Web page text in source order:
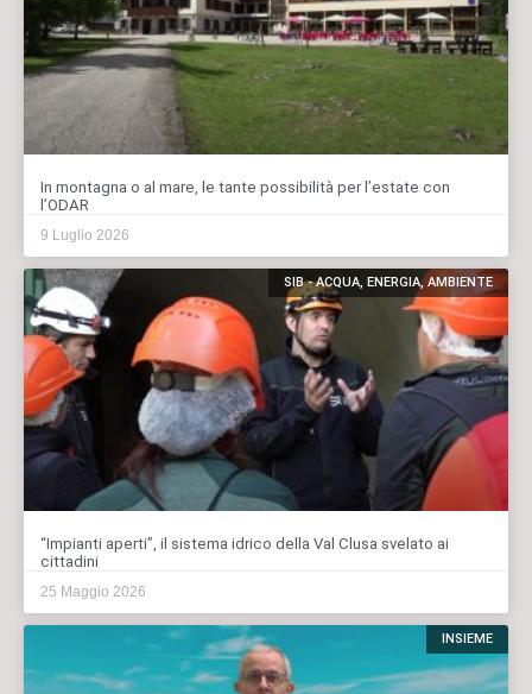
In montagna o al mare, le tante possibilità per l’estate con
l’ODAR
9 Luglio 2026
SIB - ACQUA, ENERGIA, AMBIENTE
“Impianti aperti”, il sistema idrico della Val Clusa svelato ai
cittadini
25 Maggio 2026
INSIEME